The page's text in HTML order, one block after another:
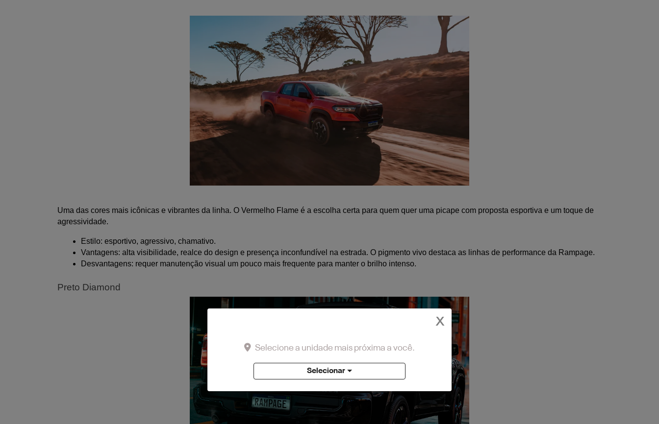
Uma das cores mais icônicas e vibrantes da linha. O Vermelho Flame é a escolha certa para quem quer uma picape com proposta esportiva e um toque de
agressividade.
Estilo: esportivo, agressivo, chamativo.
Vantagens: alta visibilidade, realce do design e presença inconfundível na estrada. O pigmento vivo destaca as linhas de performance da Rampage.
Desvantagens: requer manutenção visual um pouco mais frequente para manter o brilho intenso.
Preto Diamond
X
Selecione a unidade mais próxima a você.
Selecionar